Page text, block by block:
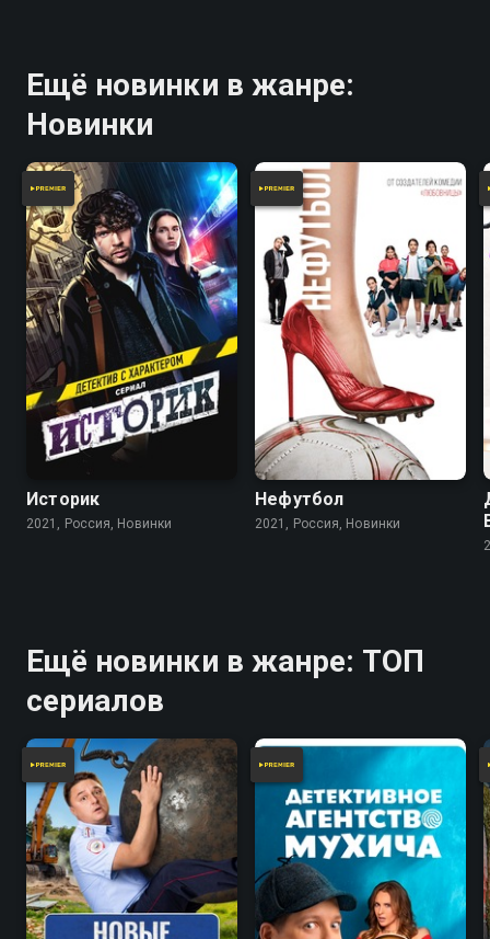
Ещё новинки в жанре:
Новинки
Историк
2021, Россия, Новинки
Нефутбол
2021, Россия, Новинки
Ещё новинки в жанре: ТОП
сериалов